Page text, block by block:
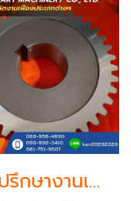
รับปรึกษางานเฟือง